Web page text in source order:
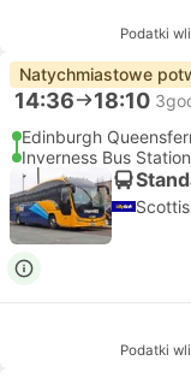
Podatki
Natychmiastowe
14:36 18:10
Edinburgh
Inverness Bus
Podatki